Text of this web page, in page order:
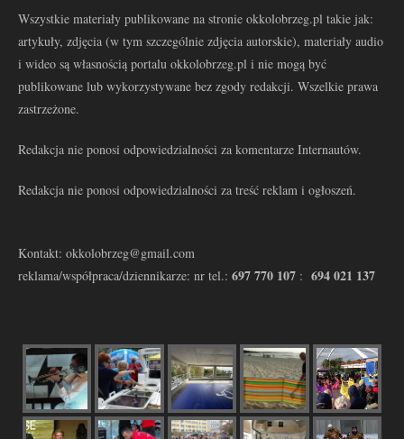
Wszystkie materiały publikowane na stronie okkolobrzeg.pl takie jak:
artykuły, zdjęcia (w tym szczególnie zdjęcia autorskie), materiały audio
i wideo są własnością portalu okkolobrzeg.pl i nie mogą być
publikowane lub wykorzystywane bez zgody redakcji. Wszelkie prawa
zastrzeżone.
Redakcja nie ponosi odpowiedzialności za komentarze Internautów.
Redakcja nie ponosi odpowiedzialności za treść reklam i ogłoszeń.
Kontakt: okkolobrzeg@gmail.com
reklama/współpraca/dziennikarze: nr tel.: 697 770 107 : 694 021 137